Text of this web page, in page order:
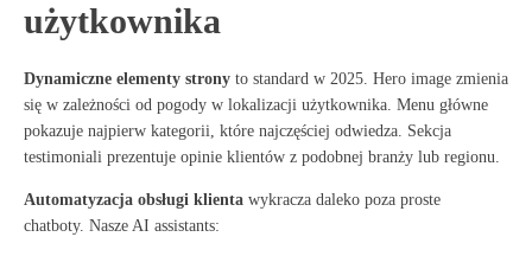
użytkownika
Dynamiczne elementy strony to standard w 2025. Hero image zmienia
się w zależności od pogody w lokalizacji użytkownika. Menu główne
pokazuje najpierw kategorii, które najczęściej odwiedza. Sekcja
testimoniali prezentuje opinie klientów z podobnej branży lub regionu.
Automatyzacja obsługi klienta wykracza daleko poza proste
chatboty. Nasze AI assistants: